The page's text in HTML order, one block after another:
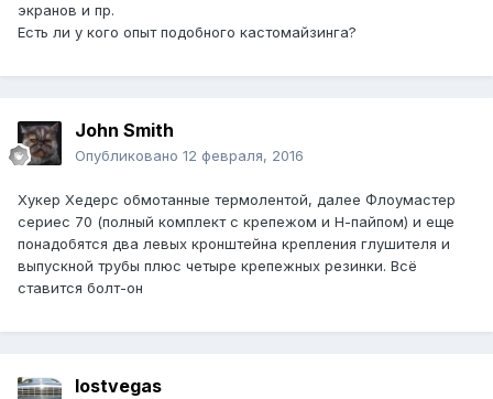
экранов и пр.
Есть ли у кого опыт подобного кастомайзинга?
John Smith
Опубликовано 12 февраля, 2016
Хукер Хедерс обмотанные термолентой, далее Флоумастер
сериес 70 (полный комплект с крепежом и Н-пайпом) и еще
понадобятся два левых кронштейна крепления глушителя и
выпускной трубы плюс четыре крепежных резинки. Всё
ставится болт-он
lostvegas